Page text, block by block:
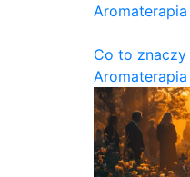
Co to znaczy